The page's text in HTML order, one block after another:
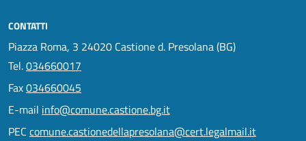
CONTATTI
Piazza Roma, 3 24020 Castione d. Presolana (BG)
Tel.034660017
Fax034660045
E-mail info@comune.castione.bg.it
PEC comune.castionedellapresolana@cert.legalmail.it